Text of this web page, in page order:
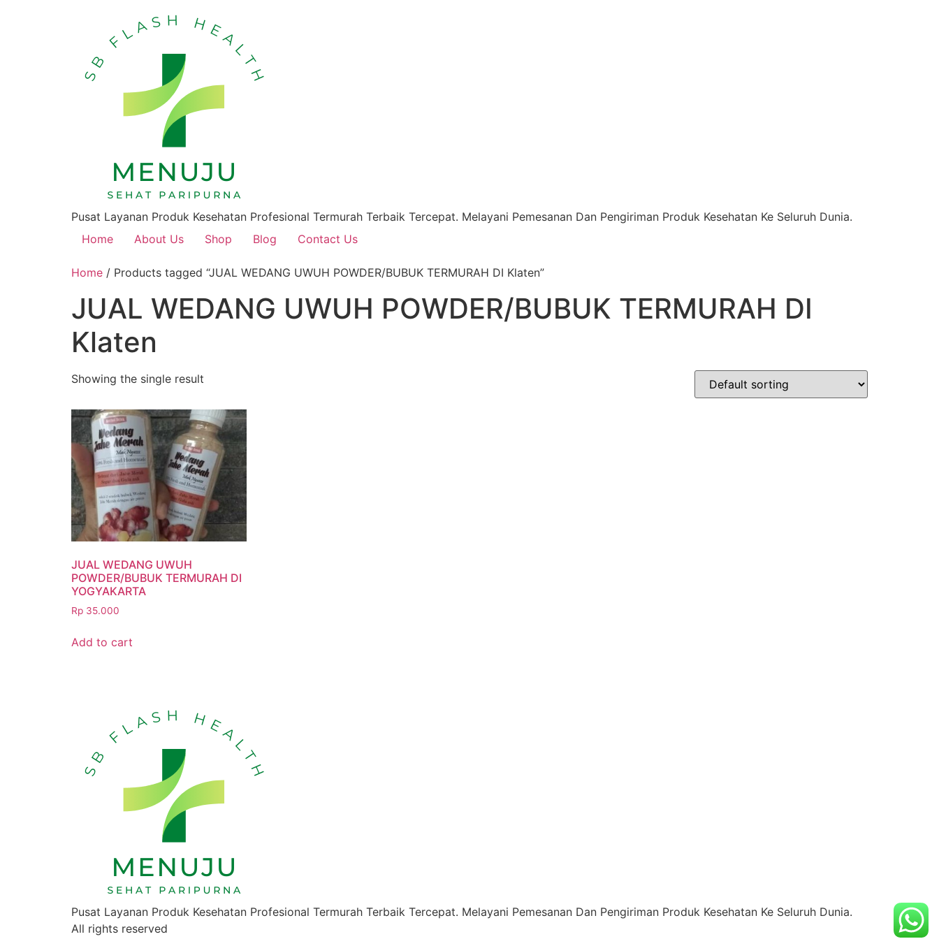
Pusat Layanan Produk Kesehatan Profesional Termurah Terbaik Tercepat. Melayani Pemesanan Dan Pengiriman Produk Kesehatan Ke Seluruh Dunia.
Home
About Us Shop Blog Contact Us
Home / Products tagged “JUAL WEDANG UWUH POWDER/BUBUK TERMURAH DI Klaten”
JUAL WEDANG UWUH POWDER/BUBUK TERMURAH DI
Klaten
Showing the single result
JUAL WEDANG UWUH
POWDER/BUBUK TERMURAH DI
YOGYAKARTA
Rp 35.000
Add to cart
Pusat Layanan Produk Kesehatan Profesional Termurah Terbaik Tercepat. Melayani Pemesanan Dan Pengiriman Produk Kesehatan Ke Seluruh Dunia.
All rights reserved